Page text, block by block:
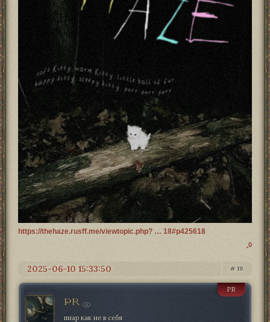
https://thehaze.rusff.me/viewtopic.php? … 18#p425618
0
19
2025-06-10 15:33:50
PR
PR
пиар как не в себя